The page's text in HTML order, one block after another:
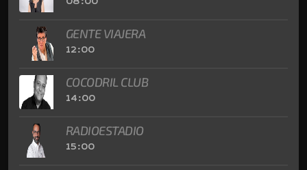
GENTE VIAJERA
12:00
COCODRIL CLUB
14:00
RADIOESTADIO
15:00